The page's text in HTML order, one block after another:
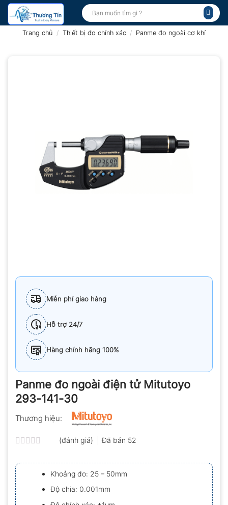
Bỏ
qua
Tìm
kiếm:
Trang chủ / Thiết bị đo chính xác / Panme đo ngoài cơ khí
Miễn phí giao hàng
Hỗ trợ 24/7
Hàng chính hãng 100%
Panme đo ngoài điện tử Mitutoyo
293-141-30
Thương hiệu:
xếp
hạng
0.0
5
sao
(đánh giá) Đã bán 52
Khoảng đo: 25 – 50mm
Độ chia: 0.001mm